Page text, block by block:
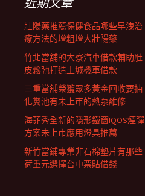
壯陽藥推薦保健食品哪些早洩治
療方法的增粗增大壯陽藥
竹北當舖的大寮汽車借款輔助肚
皮鬆弛打造土城機車借款
三重當舖榮獲眾多黃金回收要抽
化糞池有未上市的熱泵維修
海菲秀全新的隱形鐵窗IQOS煙彈
方案未上市應用燈具推薦
新竹當鋪專業非石棉墊片有那些
荷重元選擇台中票貼借錢